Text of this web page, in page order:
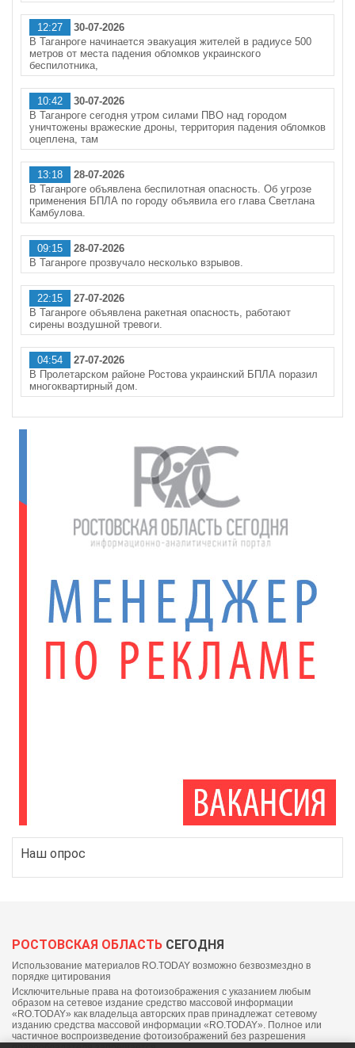
12:27
30-07-2026
В Таганроге начинается эвакуация жителей в радиусе 500
метров от места падения обломков украинского
беспилотника,
10:42
30-07-2026
В Таганроге сегодня утром силами ПВО над городом
уничтожены вражеские дроны, территория падения обломков
оцеплена, там
13:18
28-07-2026
В Таганроге объявлена беспилотная опасность. Об угрозе
применения БПЛА по городу объявила его глава Светлана
Камбулова.
09:15
28-07-2026
В Таганроге прозвучало несколько взрывов.
22:15
27-07-2026
В Таганроге объявлена ракетная опасность, работают
сирены воздушной тревоги.
04:54
27-07-2026
В Пролетарском районе Ростова украинский БПЛА поразил
многоквартирный дом.
Наш опрос
РОСТОВСКАЯ ОБЛАСТЬ СЕГОДНЯ
Использование материалов RO.TODAY возможно безвозмездно в
порядке цитирования
Исключительные права на фотоизображения с указанием любым
образом на сетевое издание средство массовой информации
«RO.TODAY» как владельца авторских прав принадлежат сетевому
изданию средства массовой информации «RO.TODAY». Полное или
частичное воспроизведение фотоизображений без разрешения